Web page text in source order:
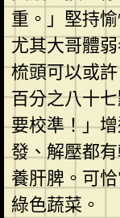
重。」堅持
尤其大哥體
梳頭可以或
百分之八十
要校準！」
發、解壓都
養肝脾。可
綠色蔬菜。